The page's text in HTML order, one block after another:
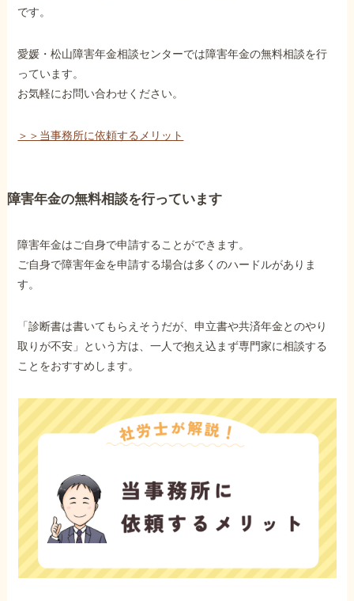
です。
愛媛・松山障害年金相談センターでは障害年金の無料相談を行
っています。
お気軽にお問い合わせください。
＞＞当事務所に依頼するメリット
障害年金の無料相談を行っています
障害年金はご自身で申請することができます。
ご自身で障害年金を申請する場合は多くのハードルがありま
す。
「診断書は書いてもらえそうだが、申立書や共済年金とのやり
取りが不安」という方は、一人で抱え込まず専門家に相談する
ことをおすすめします。